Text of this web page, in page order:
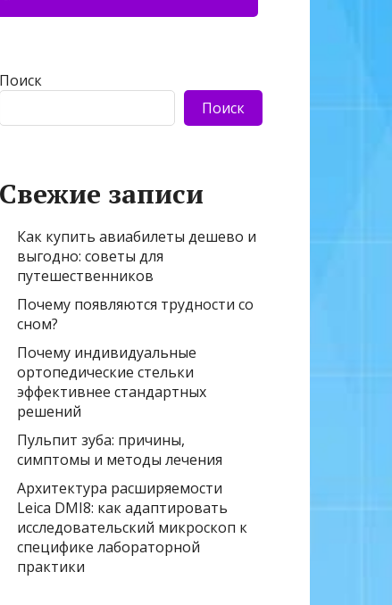
Поиск
Поиск
Свежие записи
Как купить авиабилеты дешево и
выгодно: советы для
путешественников
Почему появляются трудности со
сном?
Почему индивидуальные
ортопедические стельки
эффективнее стандартных
решений
Пульпит зуба: причины,
симптомы и методы лечения
Архитектура расширяемости
Leica DMI8: как адаптировать
исследовательский микроскоп к
специфике лабораторной
практики